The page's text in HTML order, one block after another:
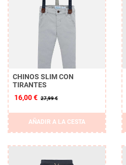
CHINOS SLIM CON
TIRANTES
16,00 € 27,99 €
AÑADIR A LA CESTA